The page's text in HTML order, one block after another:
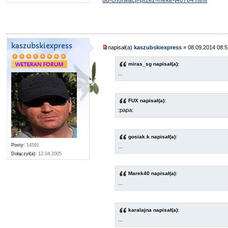
kaszubskiexpress
Posty: 14591
Dołączył(a): 12.04.2005
napisał(a) kaszubskiexpress » 08.09.2014
miras_sg napisał(a):
FUX napisał(a):
:papa:
gosiak.k napisał(a):
Marek40 napisał(a):
karalajna napisał(a):